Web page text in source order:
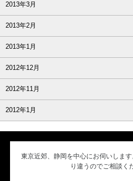
2013年3月
2013年2月
2013年1月
2012年12月
2012年11月
2012年1月
東京近郊、静岡を中心にお伺いしま
り違うのでご相談く